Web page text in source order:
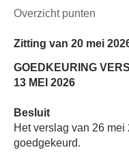
Overzicht punten
Zitting van 20 mei
GOEDKEURING
13 MEI 2026
Besluit
Het verslag van 26
goedgekeurd.